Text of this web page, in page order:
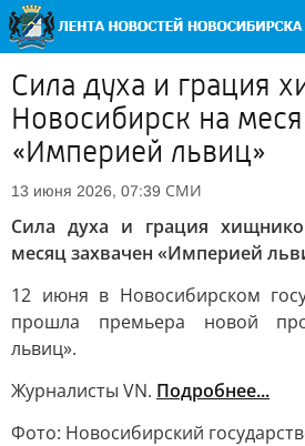
Сила духа и грация
Новосибирск на
«Империей львиц»
13 июня 2026, 07:39 СМИ
Сила духа и грация
месяц захвачен «Империей
12 июня в Новосибирском
прошла премьера новой
львиц».
Журналисты VN. Подробнее...
Фото: Новосибирский